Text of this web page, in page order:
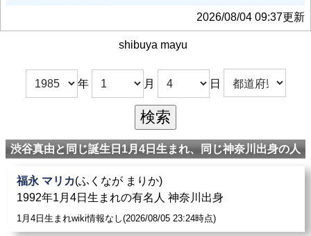
2026/08/04 09:37更新
shibuya mayu
年 月 日
渋谷真由と同じ誕生日1月4日生まれ、同じ神奈川出身の人
福永 マリカ(ふくなが まりか)
1992年1月4日生まれの有名人 神奈川出身
1月4日生まれwiki情報なし(2026/08/05 23:24時点)